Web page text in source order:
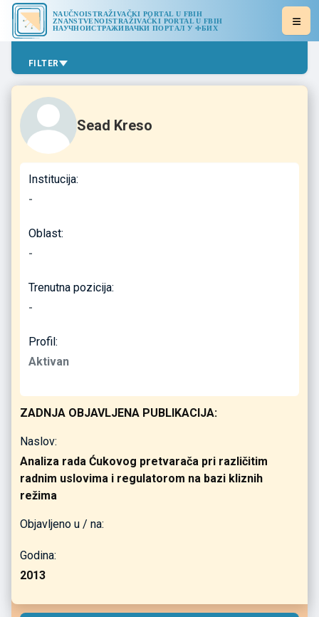
NAUČNOISTRAŽIVAČKI PORTAL U FBIH
ZNANSTVENOISTRAŽIVAČKI PORTAL U FBIH
НАУЧНОИСТРАЖИВАЧКИ ПОРТАЛ У ФБИХ
FILTER
Sead Kreso
Institucija:
-
Oblast:
-
Trenutna pozicija:
-
Profil:
Aktivan
ZADNJA OBJAVLJENA PUBLIKACIJA:
Naslov:
Analiza rada Ćukovog pretvarača pri različitim
radnim uslovima i regulatorom na bazi kliznih
režima
Objavljeno u / na:
Godina:
2013